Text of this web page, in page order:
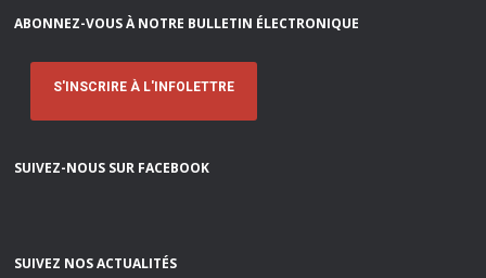
ABONNEZ-VOUS À NOTRE BULLETIN ÉLECTRONIQUE
S'INSCRIRE À L'INFOLETTRE
SUIVEZ-NOUS SUR FACEBOOK
SUIVEZ NOS ACTUALITÉS